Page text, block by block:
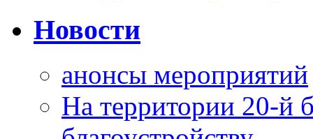
Новости
анонсы мероприятий
На территории 20-й